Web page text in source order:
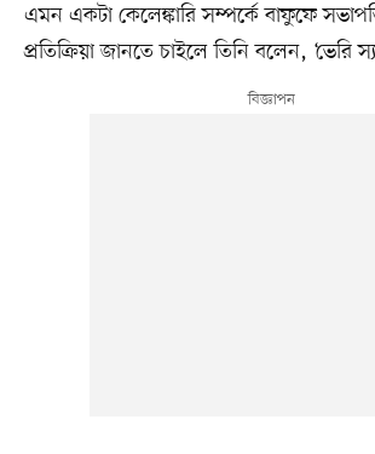
এমন একটা কেলেঙ্কারি সম্পর্কে বাফুফে
প্রতিক্রিয়া জানতে চাইলে তিনি বলেন, ‘ভেরি